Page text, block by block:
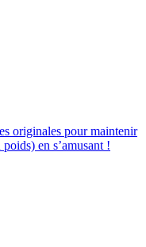
originales pour maintenir
en sʼamusant !